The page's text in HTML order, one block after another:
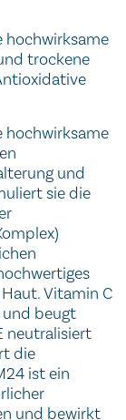
hochwirksame
trockene
hochwirksame
und
sie die
Vitamin C
und beugt
neutralisiert
die
ist ein
und bewirkt